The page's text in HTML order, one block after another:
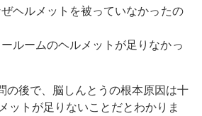
ヘルメットを被っていなかったの
ルームのヘルメットが足りなかっ
の後で、脳しんとうの根本原因は十
ットが足りないことだとわかりま